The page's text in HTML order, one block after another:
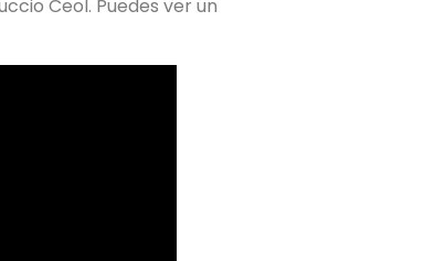
Ceol. Puedes ver un